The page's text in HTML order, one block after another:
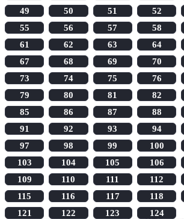
49
50 51 52
55
56 57 58
61
62 63 64
67
68 69 70
73
74 75 76
79
80 81 82
85
86 87 88
91
92 93 94
97
98 99 100
103
104 105 106
109
110 111 112
115
116 117 118
121
122 123 124